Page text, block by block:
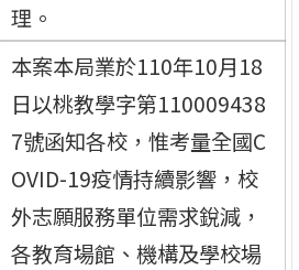
理。
本案本局業於110年10月18
日以桃教學字第110009438
7號函知各校，惟考量全國C
OVID-19疫情持續影響，校
外志願服務單位需求銳減，
各教育場館、機構及學校場